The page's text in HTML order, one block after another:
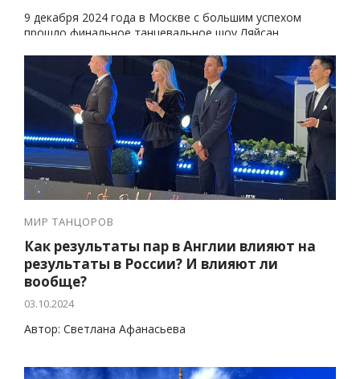
9 декабря 2024 года в Москве с большим успехом
прошло финальное танцевальное шоу Ляйсан
МИР ТАНЦОРОВ
Как результаты пар в Англии влияют на
результаты в России? И влияют ли
вообще?
03.10.2024
Автор: Светлана Афанасьева